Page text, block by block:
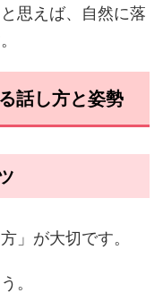
思えば、自然に落
話し方と姿勢
」が大切です。
。